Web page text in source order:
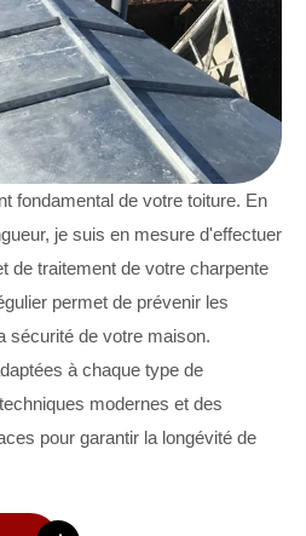
fondamental de votre toiture. En
je suis en mesure d'effectuer
de traitement de votre charpente
permet de prévenir les
sécurité de votre maison.
à chaque type de
modernes et des
pour garantir la longévité de